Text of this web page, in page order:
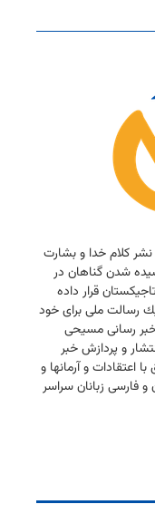
كلام خدا و بشارت
شدن گناهان در
قرار داده
رسالت ملی برای خود
رسانی مسیحی
و پردازش خبر
اعتقادات و آرمانها و
و فارسی زبانان سراسر